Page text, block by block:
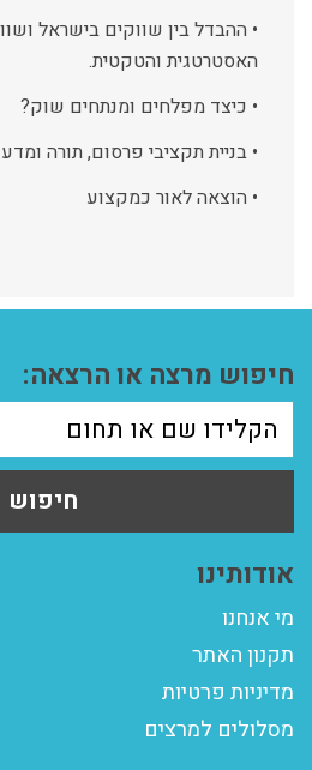
• ההבדל בין שווקים בישראל
האסטרטגית והטקטית.
• כיצד מפלחים ומנתחים שוק?
• בניית תקציבי פרסום, תורה ומדע
• הוצאה לאור כמקצוע
חיפוש מרצה או הרצאה:
חיפוש
אודותינו
מי אנחנו
תקנון האתר
מדיניות פרטיות
מסלולים למרצים